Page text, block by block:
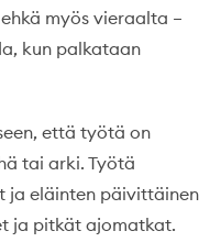
myös vieraalta –
kun palkataan
että työtä on
tai arki. Työtä
eläinten päivittäinen
ja pitkät ajomatkat.